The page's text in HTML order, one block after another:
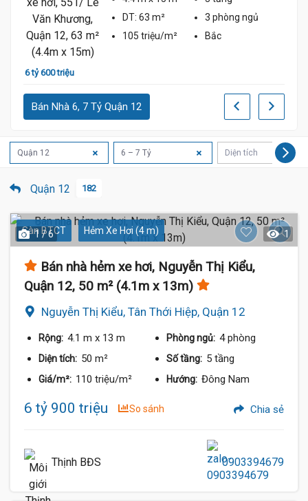
6 tỷ 600 triệu
DT: 63 m² 3 phòng ngủ
105 triệu/m²
Bắc
Bán Nhà 6, 7 Tỷ Quận 12
Quận 12 6 – 7 Tỷ Diện tích
Quận 12 182
Sàn BTCT Hẻm Xe Hơi (4 m)
1 / 6 1
Bán nhà hẻm xe hơi, Nguyễn Thị Kiểu,
Quận 12, 50 m² (4.1m x 13m)
Nguyễn Thị Kiểu, Tân Thới Hiệp, Quận 12
Rộng: 4.1 m x 13 m Phòng ngủ: 4 phòng
Diện tích: 50 m² Số tầng: 5 tầng
Giá/m²: 110 triệu/m² Hướng: Đông Nam
6 tỷ 900 triệu So sánh Chia sẻ
Thịnh BĐS 0903394679